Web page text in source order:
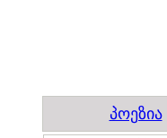
პოეზია